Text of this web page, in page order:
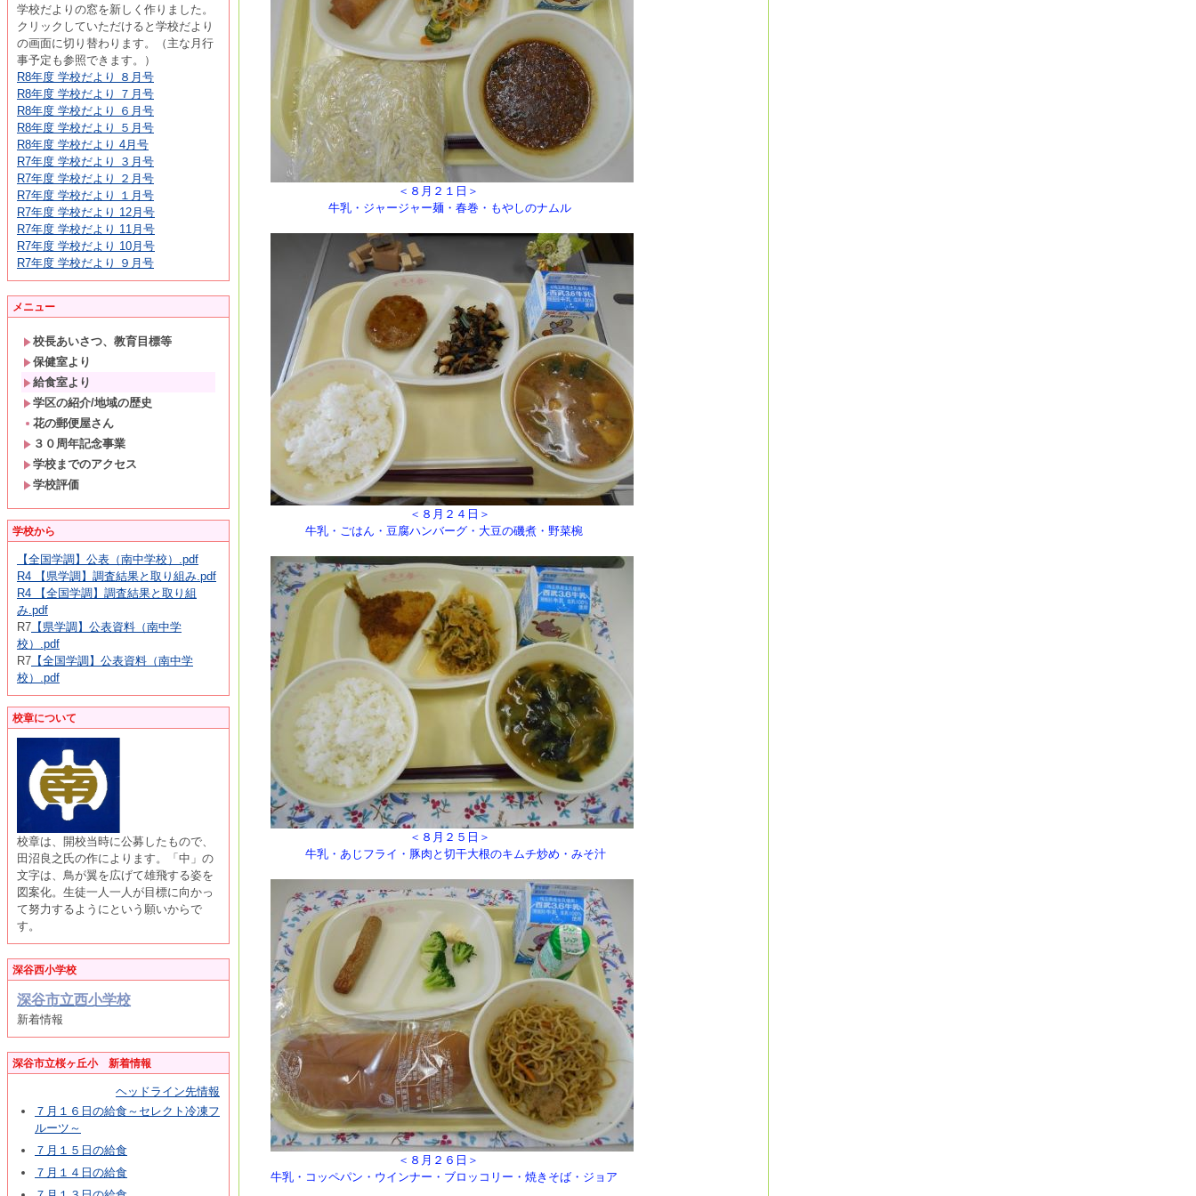
学校だよりの窓を新しく作りました。
クリックしていただけると学校だより
の画面に切り替わります。（主な月行
事予定も参照できます。）
R8年度 学校だより ８月号
R8年度 学校だより ７月号
R8年度 学校だより ６月号
R8年度 学校だより ５月号
R8年度 学校だより 4月号
R7年度 学校だより ３月号
R7年度 学校だより ２月号
R7年度 学校だより １月号
R7年度 学校だより 12月号
R7年度 学校だより 11月号
R7年度 学校だより 10月号
R7年度 学校だより ９月号
メニュー
校長あいさつ、教育目標等
保健室より
給食室より
学区の紹介/地域の歴史
花の郵便屋さん
３０周年記念事業
学校までのアクセス
学校評価
学校から
【全国学調】公表（南中学校）.pdf
R4 【県学調】調査結果と取り組み.pdf
R4 【全国学調】調査結果と取り組
み.pdf
R7 【県学調】公表資料（南中学
校）.pdf
R7 【全国学調】公表資料（南中学
校）.pdf
校章について
校章は、開校当時に公募したもので、
田沼良之氏の作によります。「中」の
文字は、鳥が翼を広げて雄飛する姿を
図案化。生徒一人一人が目標に向かっ
て努力するようにという願いからで
す。
深谷西小学校
深谷市立西小学校
新着情報
深谷市立桜ヶ丘小 新着情報
ヘッドライン先情報
７月１６日の給食～セレクト冷凍フ
ルーツ～
７月１５日の給食
７月１４日の給食
＜８月２１日＞
牛乳・ジャージャー麺・春巻・もやしのナムル
＜８月２４日＞
牛乳・ごはん・豆腐ハンバーグ・大豆の磯煮・野菜椀
＜８月２５日＞
牛乳・あじフライ・豚肉と切干大根のキムチ炒め・みそ汁
＜８月２６日＞
牛乳・コッペパン・ウインナー・ブロッコリー・焼きそば・ジョア